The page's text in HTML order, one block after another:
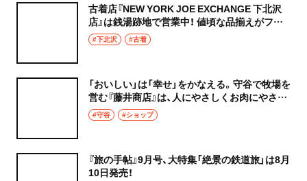
古着店『NEW YORK JOE EXCHANGE 下北沢
店』は銭湯跡地で営業中！ 値頃な品揃えがファ
ッションの冒険を可能に
#下北沢 #古着
「おいしい」は「幸せ」をかなえる。守谷で牧場を
営む『藤井商店』は、人にやさしくお肉にやさし
く#守谷 #ショップ
『旅の手帖』9月号、大特集「絶景の鉄道旅」は8月
10日発売！